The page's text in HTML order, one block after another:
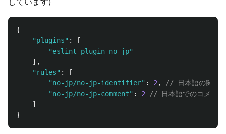
{
"plugins" :
[
"eslint-plugin-no-jp"
],
" rules" :
[
"no-jp/no-jp-identifier" : 2 ,
// 日本語の関数
"no-jp/no-jp-comment" : 2
// 日本語でのコメント
]
}